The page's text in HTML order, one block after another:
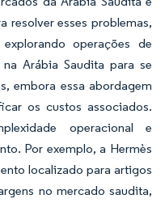
resolver esses problemas,
operações de
Arábia Saudita para se
embora essa abordagem
os custos associados.
operacional e
Por exemplo, a Hermès
localizado para artigos
no mercado saudita,